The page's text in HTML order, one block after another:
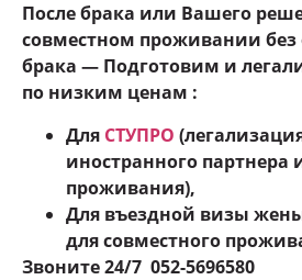
После брака или Вашего
совместном проживании
брака — Подготовим и
по низким ценам :
Для СТУПРО
иностранного партнера
проживания),
Для въездной визы
для совместного
Звоните 24/7 052-5696580